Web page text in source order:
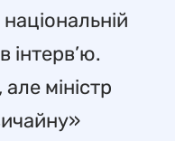
інтерв’ю.
міністр